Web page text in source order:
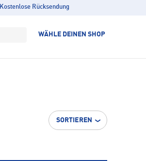
Kostenlose Rücksendung
WÄHLE DEINEN SHOP
SORTIEREN